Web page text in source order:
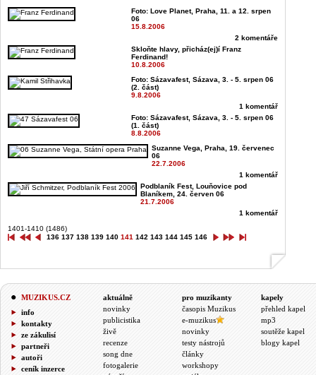
Foto: Love Planet, Praha, 11. a 12. srpen
06
15.8.2006
2 komentáře
Skloňte hlavy, přicház(ej)í Franz
Ferdinand!
10.8.2006
Foto: Sázavafest, Sázava, 3. - 5. srpen 06
(2. část)
9.8.2006
1 komentář
Foto: Sázavafest, Sázava, 3. - 5. srpen 06
(1. část)
8.8.2006
Suzanne Vega, Praha, 19. červenec
06
22.7.2006
1 komentář
Podblaník Fest, Louňovice pod
Blaníkem, 24. červen 06
21.7.2006
1 komentář
1401-1410 (1486)
136 137 138 139 140 141 142 143 144 145 146
MUZIKUS.CZ
info
kontakty
ze zákulisí
partneři
autoři
ceník inzerce
aktuálně
novinky
publicistika
živě
recenze
song dne
fotogalerie
pro muzikanty
časopis Muzikus
e-muzikus
novinky
testy nástrojů
články
workshopy
kapely
přehled kapel
mp3
soutěže kapel
blogy kapel